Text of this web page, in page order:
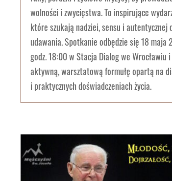
wolności i zwycięstwa. To inspirujące
które szukają nadziei, sensu i autentycznej
udawania. Spotkanie odbędzie się 18 maja
godz. 18:00 w Stacja Dialog we Wrocławiu
aktywną, warsztatową formułę opartą na
i praktycznych doświadczeniach życia.